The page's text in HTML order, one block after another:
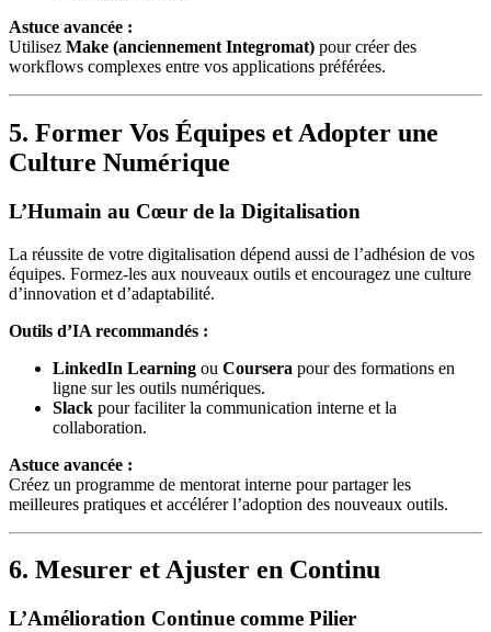
Astuce avancée :
Utilisez Make (anciennement Integromat) pour créer des
workflows complexes entre vos applications préférées.
5. Former Vos Équipes et Adopter une
Culture Numérique
L’Humain au Cœur de la Digitalisation
La réussite de votre digitalisation dépend aussi de l’adhésion de vos
équipes. Formez-les aux nouveaux outils et encouragez une culture
d’innovation et d’adaptabilité.
Outils d’IA recommandés :
LinkedIn Learning ou Coursera pour des formations en
ligne sur les outils numériques.
Slack pour faciliter la communication interne et la
collaboration.
Astuce avancée :
Créez un programme de mentorat interne pour partager les
meilleures pratiques et accélérer l’adoption des nouveaux outils.
6. Mesurer et Ajuster en Continu
L’Amélioration Continue comme Pilier